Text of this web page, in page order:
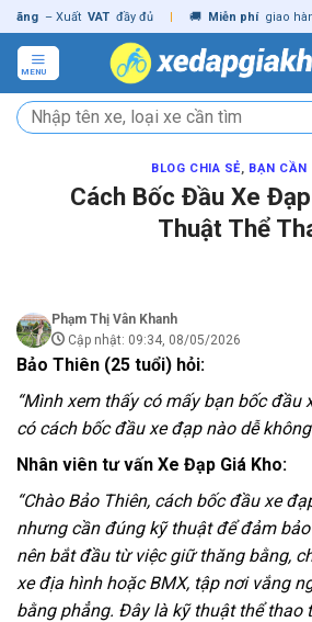
Skip
to
content
VAT đầy đủ | 🚚 Miễn phí giao hàng - Sửa
MENU
Tìm
kiếm:
BLOG CHIA SẺ, BẠN CẦN
Cách Bốc Đầu Xe
Thuật Thể
Phạm Thị Vân Khanh
Cập nhật: 09:34, 08/05/2026
Bảo Thiên (25 tuổi) hỏi:
“Mình xem thấy có mấy bạn bốc đầu
có cách bốc đầu xe đạp nào dễ
Nhân viên tư vấn Xe Đạp Giá Kho:
“Chào Bảo Thiên, cách bốc đầu xe
nhưng cần đúng kỹ thuật để đảm
nên bắt đầu từ việc giữ thăng bằng,
xe địa hình hoặc BMX, tập nơi vắng
bằng phẳng. Đây là kỹ thuật thể thao